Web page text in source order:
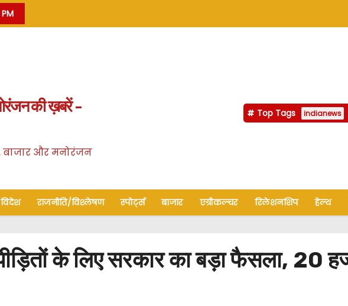
की ख़बरें -
बाजार और मनोरंजन
Top Tags indianews
राजनीति/विश्लेषण स्पोर्ट्स बाजार एग्रीकल्चर रिलेशनशिप हेल्थ
के लिए सरकार का बड़ा फैसला, 20